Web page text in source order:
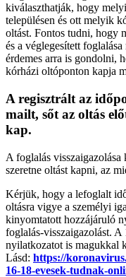
kiválaszthatják, hogy
településen és ott melyik
oltást. Fontos tudni, hogy
és a véglegesített
érdemes arra is gondolni,
kórházi oltóponton kapja
A regisztrált az
mailt, sőt az oltás
kap.
A foglalás
szeretne oltást kapni, az
Kérjük, hogy a lefoglalt
oltásra vigye a személyi
kinyomtatott hozzájáruló
foglalás-visszaigazolást.
nyilatkozatot is magukkal
Lásd: https://
16-18-evesek-tudnak-